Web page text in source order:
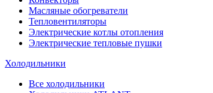
Масляные обогреватели
Тепловентиляторы
Электрические котлы отопления
Электрические тепловые пушки
Холодильники
Все холодильники